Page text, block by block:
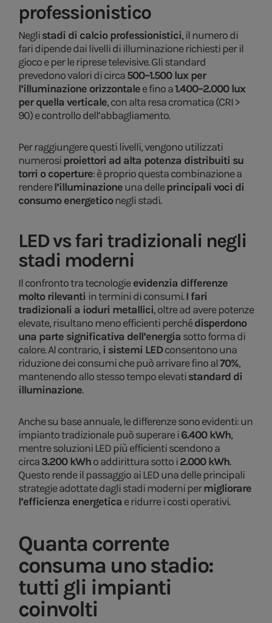
professionistico
Neglistadi di calcio professionistici, il numero di
fari dipende dai livelli di illuminazione richiesti per il
gioco e per le riprese televisive. Gli standard
prevedono valori di circa500–1.500 lux per
l’illuminazione orizzontalee fino a1.400–2.000 lux
per quella verticale, con alta resa cromatica (CRI >
90) e controllo dell’abbagliamento.
Per raggiungere questi livelli, vengono utilizzati
numerosiproiettori ad alta potenza distribuiti su
torri o coperture: è proprio questa combinazione a
renderel’illuminazioneuna delleprincipali voci di
consumo energeticonegli stadi.
LED vs fari tradizionali negli
stadi moderni
Il confronto tra tecnologieevidenzia differenze
molto rilevanti in termini di consumi.I fari
tradizionali a ioduri metallici, oltre ad avere potenze
elevate, risultano meno efficienti perchédisperdono
una parte significativa dell’energia sotto forma di
calore. Al contrario, i sistemi LEDconsentono una
riduzione dei consumi che può arrivare fino al70%,
mantenendo allo stesso tempo elevatistandard di
illuminazione.
Anche su base annuale, le differenze sono evidenti: un
impianto tradizionale può superare i6.400 kWh,
mentre soluzioni LED più efficienti scendono a
circa3.200 kWho addirittura sotto i2.000 kWh.
Questo rende il passaggio ai LED una delle principali
strategie adottate dagli stadi moderni permigliorare
l’efficienza energetica e ridurre i costi operativi.
Quanta corrente
consuma uno stadio:
tutti gli impianti
coinvolti